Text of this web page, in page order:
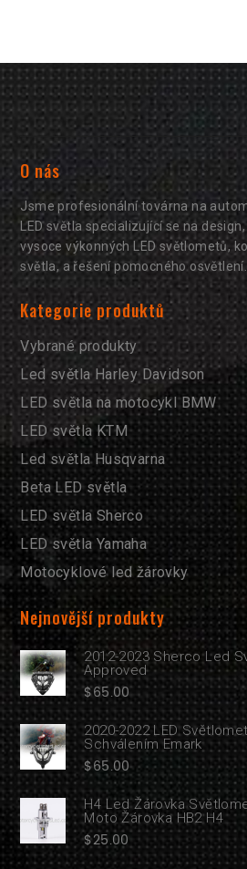
O nás
Jsme profesionální továrna na
LED světla specializující se na
vysoce výkonných LED světlometů,
světla, a řešení pomocného osvětlení.
Kategorie produktů
Vybrané produkty
Led světla Harley Davidson
LED světla na motocykl BMW
LED světla KTM
Led světla Husqvarna
Beta LED světla
LED světla Sherco
LED světla Yamaha
Motocyklové led žárovky
Nejnovější produkty
2012-2023 Sherco Led
Approved
$65.00
2020-2022 LED
Schválením Emark
$65.00
H4 Led Žárovka
Moto Žárovka HB2 H4
$25.00